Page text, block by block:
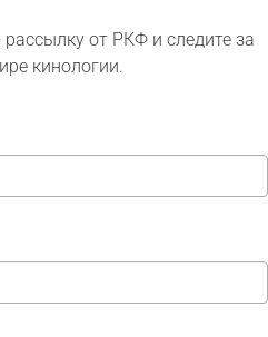
от РКФ и следите за
кинологии.